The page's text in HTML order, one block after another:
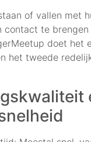
of vallen met
contact te
doet het
het tweede